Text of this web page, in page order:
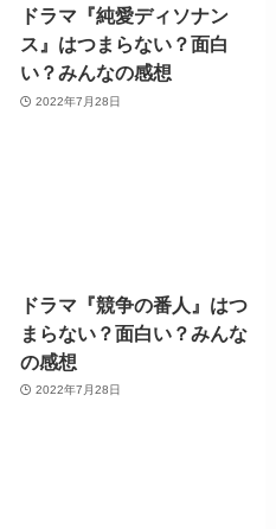
ドラマ『純愛ディソナン
ス』はつまらない？面白
い？みんなの感想
2022年7月28日
ドラマ『競争の番人』はつ
まらない？面白い？みんな
の感想
2022年7月28日